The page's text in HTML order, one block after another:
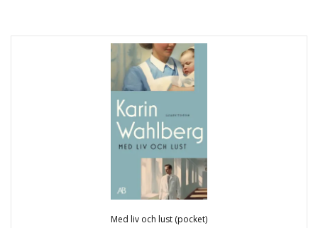
Med liv och lust (pocket)